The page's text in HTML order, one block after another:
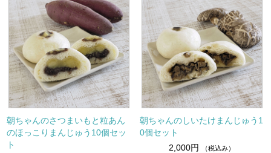
朝ちゃんのさつまいもと粒あん
のほっこりまんじゅう10個セッ
ト
朝ちゃんのしいたけまんじゅう1
0個セット
2,000円
（税込み）